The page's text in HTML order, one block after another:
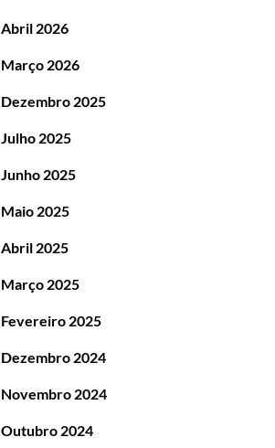
Abril 2026
Março 2026
Dezembro 2025
Julho 2025
Junho 2025
Maio 2025
Abril 2025
Março 2025
Fevereiro 2025
Dezembro 2024
Novembro 2024
Outubro 2024